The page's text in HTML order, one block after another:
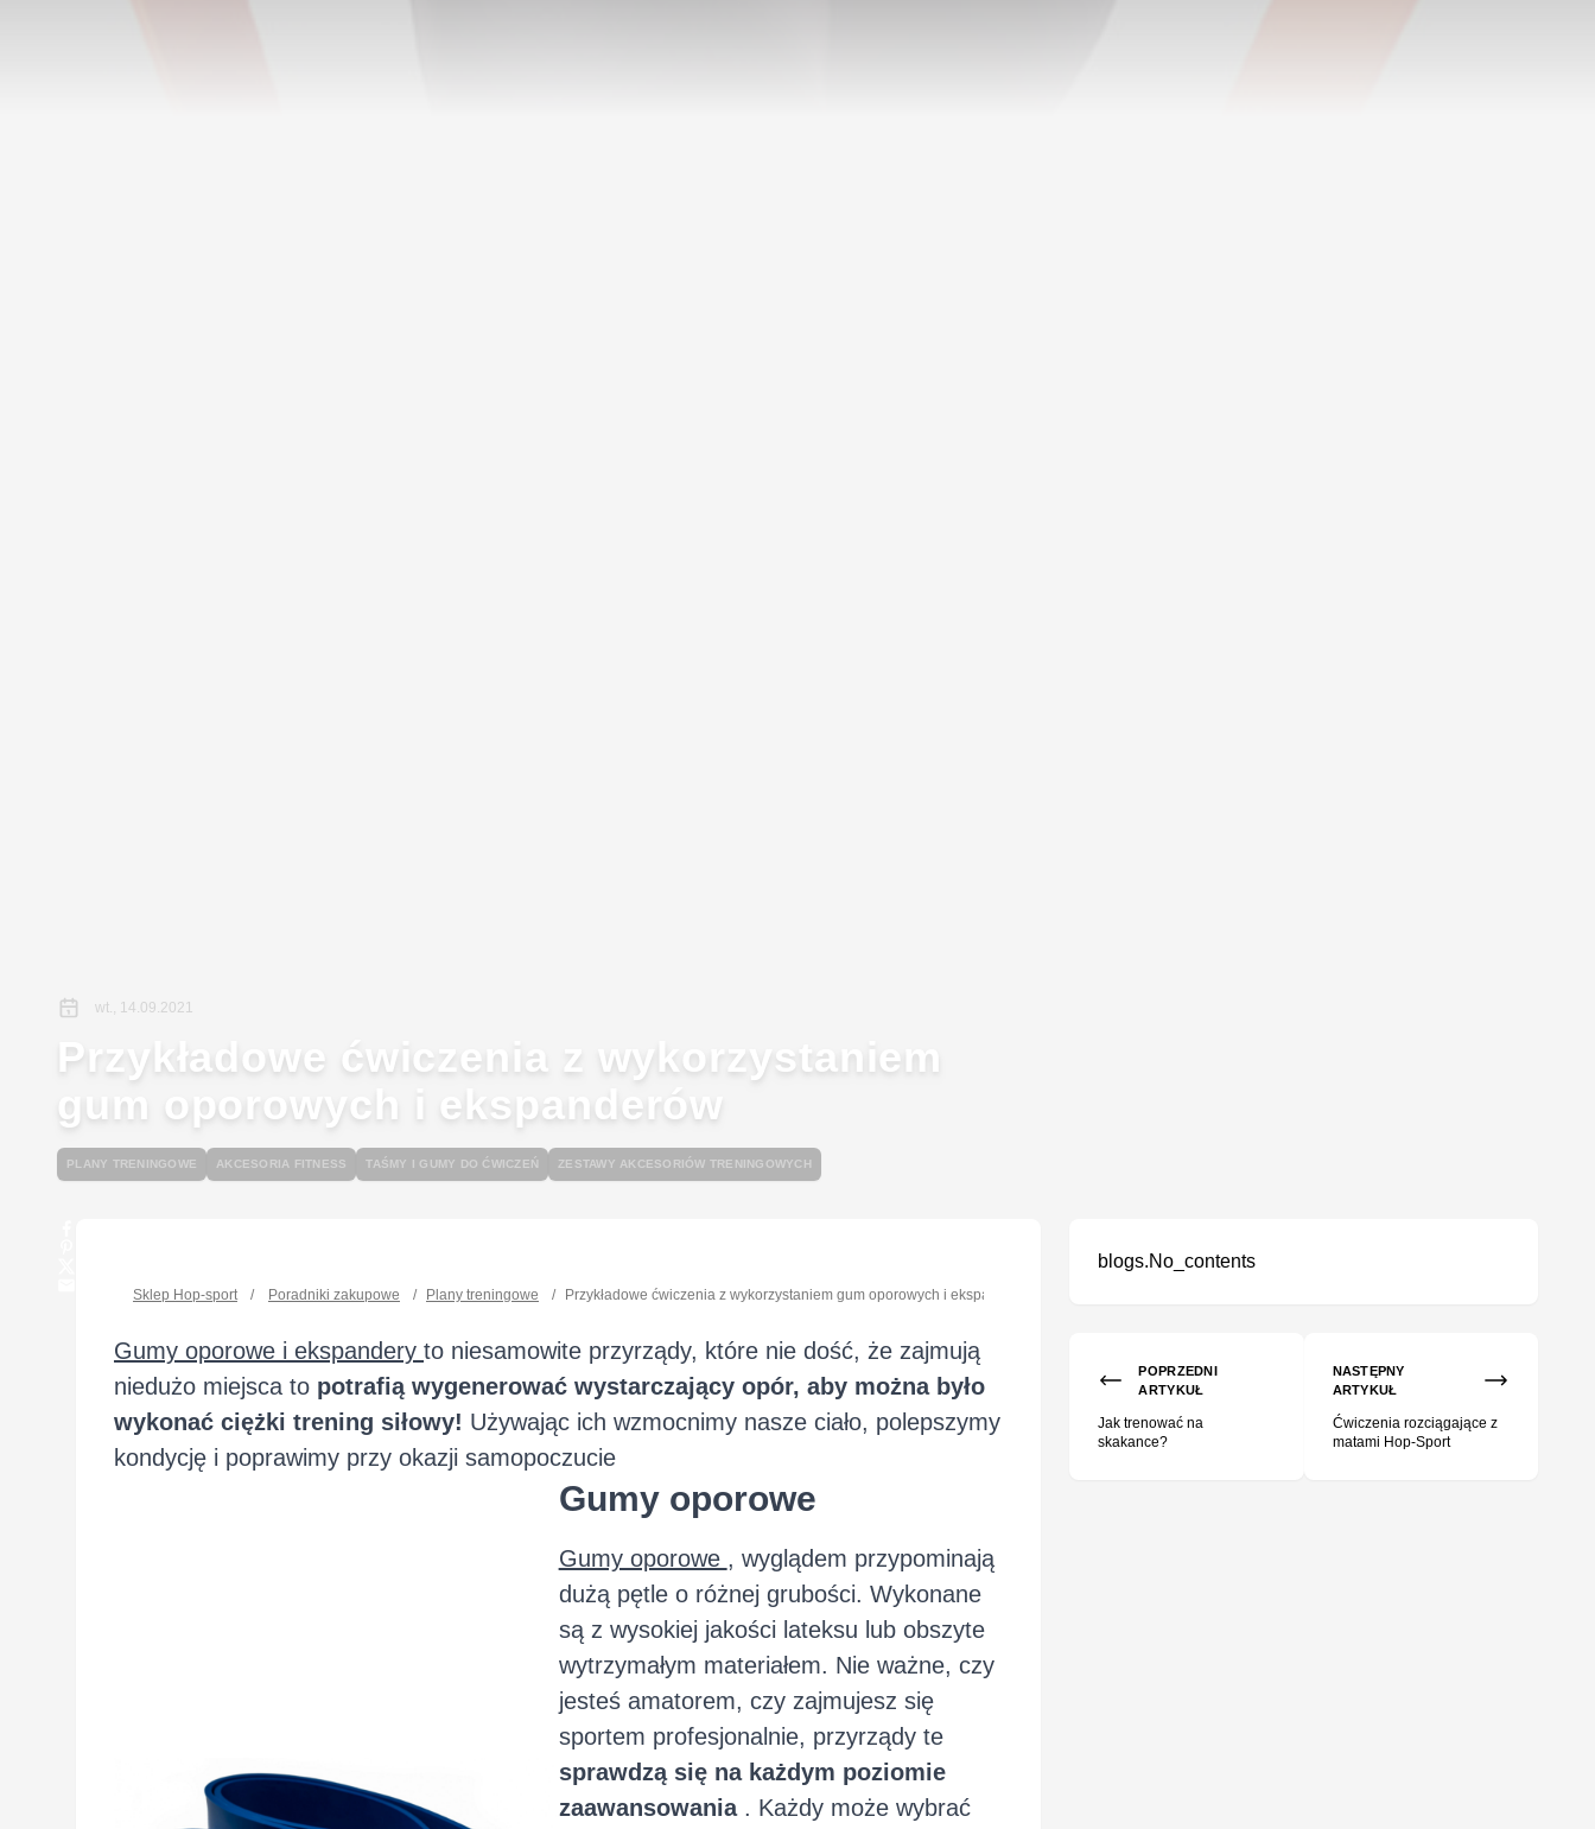
wt., 14.09.2021
Przykładowe ćwiczenia z wykorzystaniem
gum oporowych i ekspanderów
PLANY TRENINGOWE AKCESORIA FITNESS TAŚMY I GUMY DO ĆWICZEŃ ZESTAWY AKCESORIÓW TRENINGOWYCH
Sklep Hop-sport / Poradniki zakupowe / Plany treningowe / Przykładowe ćwiczenia z wykorzystaniem gum oporowych i ekspanderów
Gumy oporowe i ekspandery to niesamowite przyrządy, które nie dość, że zajmują
niedużo miejsca to potrafią wygenerować wystarczający opór, aby można było
wykonać ciężki trening siłowy! Używając ich wzmocnimy nasze ciało, polepszymy
kondycję i poprawimy przy okazji samopoczucie
Gumy oporowe
Gumy oporowe , wyglądem przypominają
dużą pętle o różnej grubości. Wykonane
są z wysokiej jakości lateksu lub obszyte
wytrzymałym materiałem. Nie ważne, czy
jesteś amatorem, czy zajmujesz się
sportem profesjonalnie, przyrządy te
sprawdzą się na każdym poziomie
zaawansowania . Każdy może wybrać
blogs.No_contents
POPRZEDNI
ARTYKUŁ
Jak trenować na
skakance?
NASTĘPNY
ARTYKUŁ
Ćwiczenia rozciągające z
matami Hop-Sport